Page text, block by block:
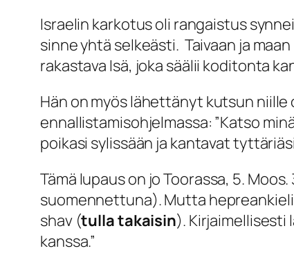
Israelin karkotus oli rangaistus
sinne yhtä selkeästi. Taivaan ja
rakastava Isä, joka säälii koditonta
Hän on myös lähettänyt kutsun
ennallistamisohjelmassa: ”Katso
poikasi sylissään ja kantavat
Tämä lupaus on jo Toorassa, 5. Moos.
suomennettuna). Mutta
shav(tulla takaisin). Kirjaimellisesti
kanssa.”